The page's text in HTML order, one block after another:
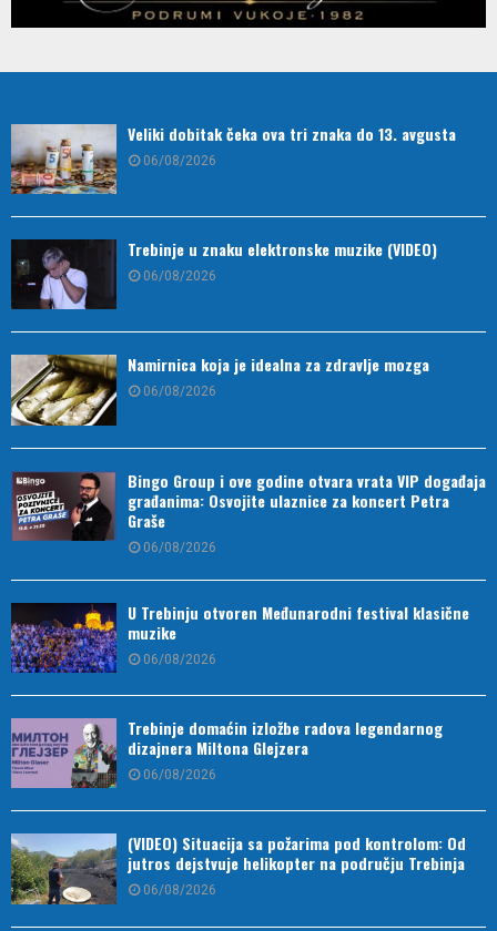
Veliki dobitak čeka ova tri znaka do 13. avgusta
06/08/2026
Trebinje u znaku elektronske muzike (VIDEO)
06/08/2026
Namirnica koja je idealna za zdravlje mozga
06/08/2026
Bingo Group i ove godine otvara vrata VIP događaja
građanima: Osvojite ulaznice za koncert Petra
Graše
06/08/2026
U Trebinju otvoren Međunarodni festival klasične
muzike
06/08/2026
Trebinje domaćin izložbe radova legendarnog
dizajnera Miltona Glejzera
06/08/2026
(VIDEO) Situacija sa požarima pod kontrolom: Od
jutros dejstvuje helikopter na području Trebinja
06/08/2026